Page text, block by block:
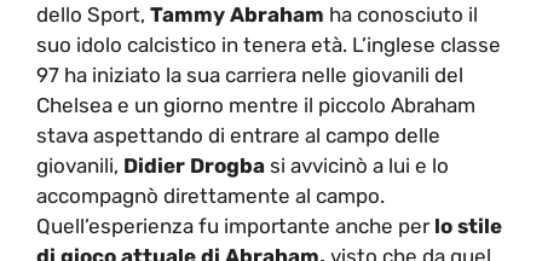
dello Sport, Tammy Abraham ha conosciuto il
suo idolo calcistico in tenera età. L’inglese classe
97 ha iniziato la sua carriera nelle giovanili del
Chelsea e un giorno mentre il piccolo Abraham
stava aspettando di entrare al campo delle
giovanili, Didier Drogba si avvicinò a lui e lo
accompagnò direttamente al campo.
Quell’esperienza fu importante anche per lo stile
di gioco attuale di Abraham, visto che da quel